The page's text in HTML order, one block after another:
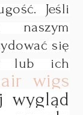
Jeśli
naszym
się
lub ich
wigs
wygląd